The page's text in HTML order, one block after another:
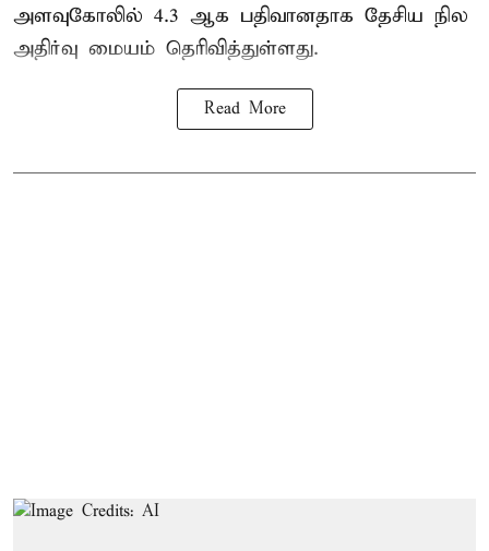
அளவுகோலில் 4.3 ஆக பதிவானதாக தேசிய நில
அதிர்வு மையம் தெரிவித்துள்ளது.
Read More